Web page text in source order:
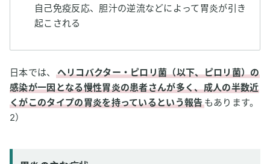
自己免疫反応、胆汁の逆流などによって胃炎が引き
起こされる
日本では、
ヘリコバクター・ピロリ菌（以下、ピロリ菌）の
感染が一因となる慢性胃炎の患者さんが多く、成人の半数近
くがこのタイプの胃炎を持っているという報告もあります。
2）